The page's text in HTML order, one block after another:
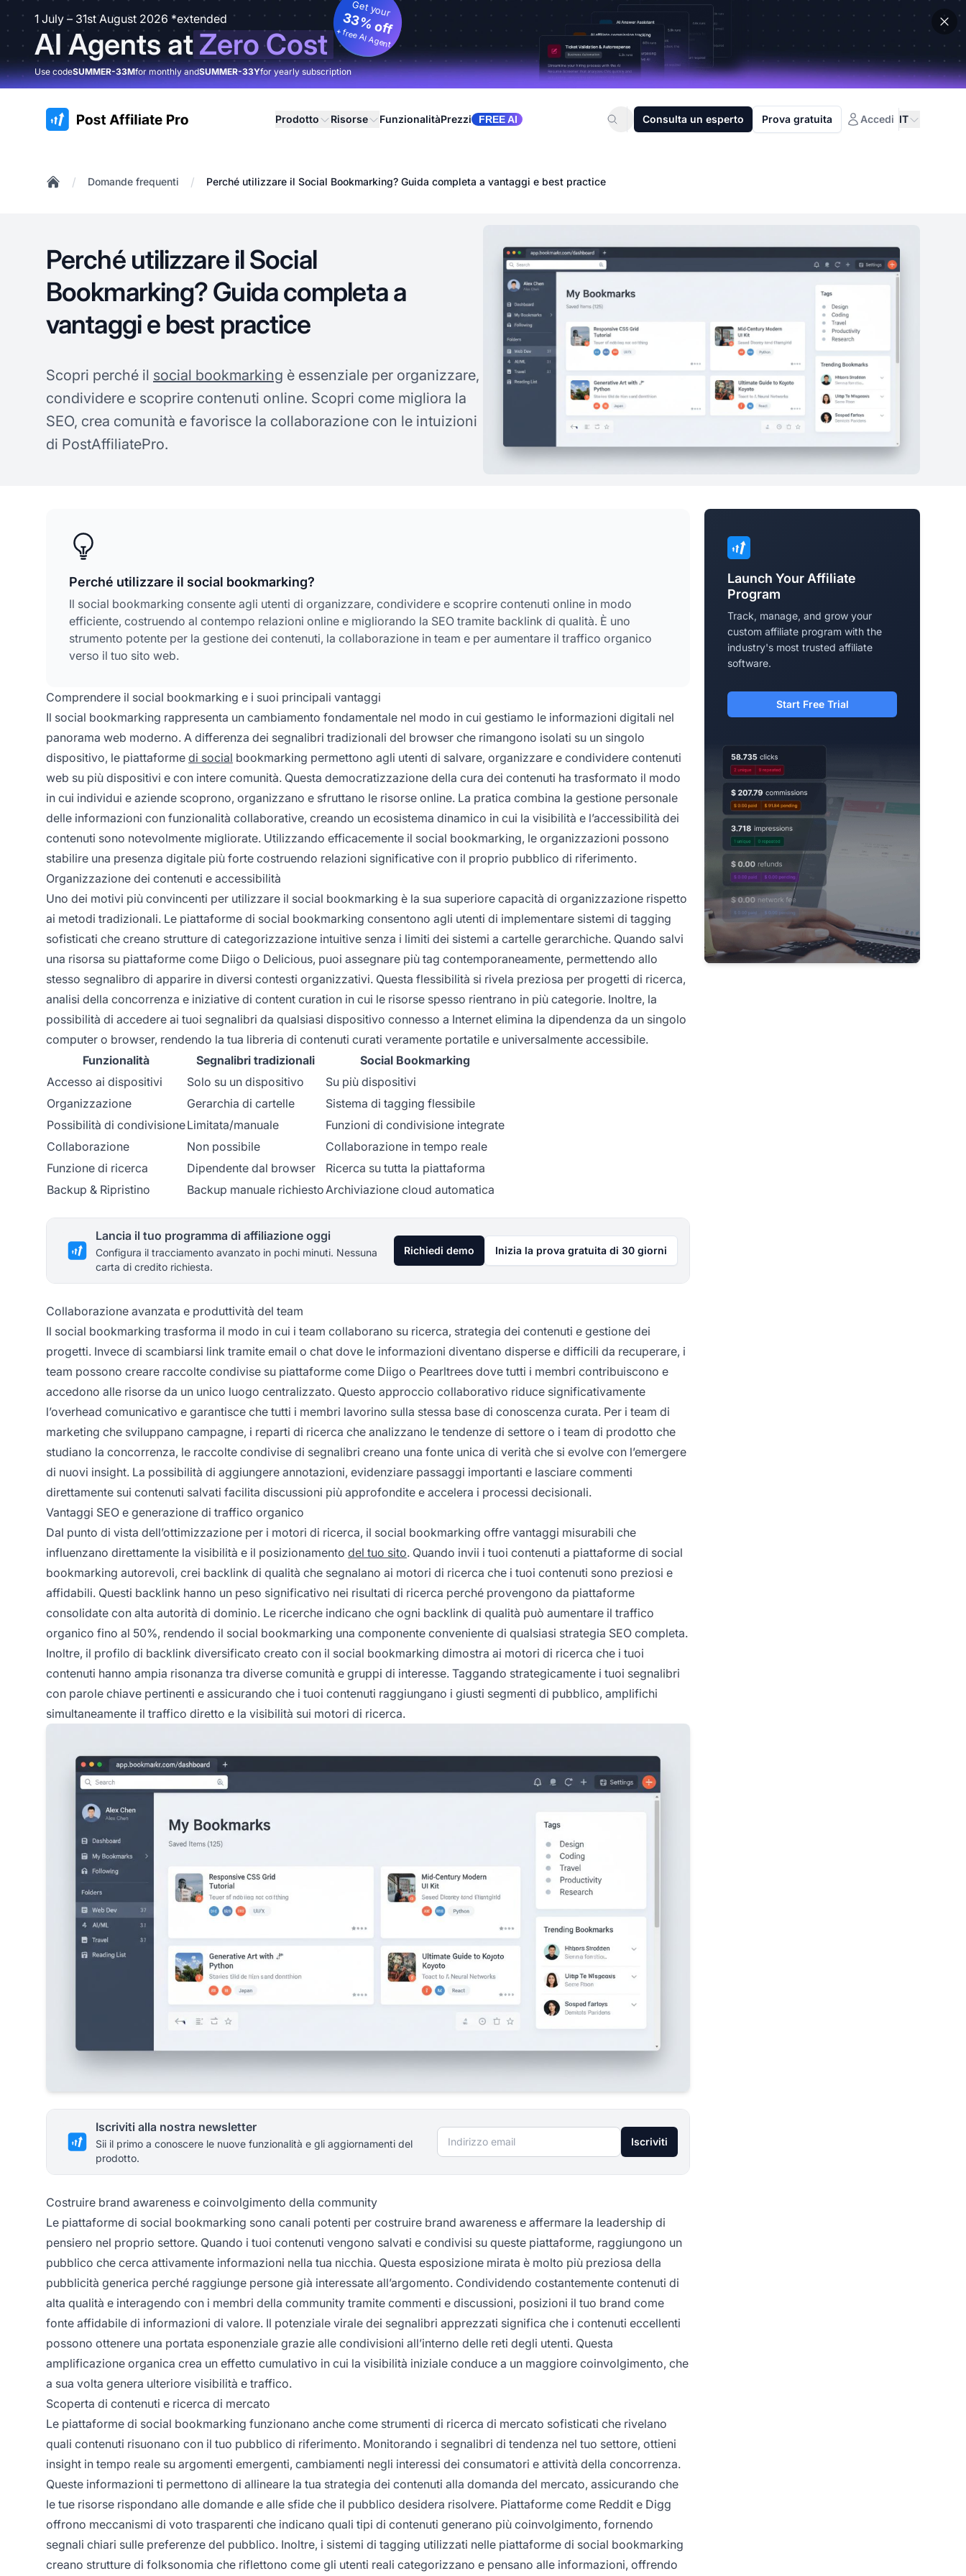
1 July – 31st August 2026 *extended
AI Agents atZero Cost
Get your
33% off
+ free AI Agent
Use codeSUMMER-33Mfor monthly andSUMMER-33Yfor yearly subscription
:site.title Prodotto Risorse FunzionalitàPrezzi FREE AI Consulta un esperto Prova gratuita Accedi IT
/ Domande frequenti / Perché utilizzare il Social Bookmarking? Guida completa a vantaggi e best practice
Perché utilizzare il Social
Bookmarking? Guida completa a
vantaggi e best practice
Scopri perché il social bookmarking è essenziale per organizzare,
condividere e scoprire contenuti online. Scopri come migliora la
SEO, crea comunità e favorisce la collaborazione con le intuizioni
di PostAffiliatePro.
Perché utilizzare il social bookmarking?
Il social bookmarking consente agli utenti di organizzare, condividere e scoprire contenuti online in modo
efficiente, costruendo al contempo relazioni online e migliorando la SEO tramite backlink di qualità. È uno
strumento potente per la gestione dei contenuti, la collaborazione in team e per aumentare il traffico organico
verso il tuo sito web.
Comprendere il social bookmarking e i suoi principali vantaggi
Il social bookmarking rappresenta un cambiamento fondamentale nel modo in cui gestiamo le informazioni digitali nel
panorama web moderno. A differenza dei segnalibri tradizionali del browser che rimangono isolati su un singolo
dispositivo, le piattaforme di social bookmarking permettono agli utenti di salvare, organizzare e condividere contenuti
web su più dispositivi e con intere comunità. Questa democratizzazione della cura dei contenuti ha trasformato il modo
in cui individui e aziende scoprono, organizzano e sfruttano le risorse online. La pratica combina la gestione personale
delle informazioni con funzionalità collaborative, creando un ecosistema dinamico in cui la visibilità e l’accessibilità dei
contenuti sono notevolmente migliorate. Utilizzando efficacemente il social bookmarking, le organizzazioni possono
stabilire una presenza digitale più forte costruendo relazioni significative con il proprio pubblico di riferimento.
Organizzazione dei contenuti e accessibilità
Uno dei motivi più convincenti per utilizzare il social bookmarking è la sua superiore capacità di organizzazione rispetto
ai metodi tradizionali. Le piattaforme di social bookmarking consentono agli utenti di implementare sistemi di tagging
sofisticati che creano strutture di categorizzazione intuitive senza i limiti dei sistemi a cartelle gerarchiche. Quando salvi
una risorsa su piattaforme come Diigo o Delicious, puoi assegnare più tag contemporaneamente, permettendo allo
stesso segnalibro di apparire in diversi contesti organizzativi. Questa flessibilità si rivela preziosa per progetti di ricerca,
analisi della concorrenza e iniziative di content curation in cui le risorse spesso rientrano in più categorie. Inoltre, la
possibilità di accedere ai tuoi segnalibri da qualsiasi dispositivo connesso a Internet elimina la dipendenza da un singolo
computer o browser, rendendo la tua libreria di contenuti curati veramente portatile e universalmente accessibile.
Funzionalità
Segnalibri tradizionali
Social Bookmarking
Accesso ai dispositivi
Solo su un dispositivo
Su più dispositivi
Organizzazione
Gerarchia di cartelle
Sistema di tagging flessibile
Possibilità di condivisioneLimitata/manuale
Funzioni di condivisione integrate
Collaborazione
Non possibile
Collaborazione in tempo reale
Funzione di ricerca
Dipendente dal browser
Ricerca su tutta la piattaforma
Backup & Ripristino
Backup manuale richiestoArchiviazione cloud automatica
Lancia il tuo programma di affiliazione oggi
Configura il tracciamento avanzato in pochi minuti. Nessuna
carta di credito richiesta.
Richiedi demo Inizia la prova gratuita di 30 giorni
Collaborazione avanzata e produttività del team
Il social bookmarking trasforma il modo in cui i team collaborano su ricerca, strategia dei contenuti e gestione dei
progetti. Invece di scambiarsi link tramite email o chat dove le informazioni diventano disperse e difficili da recuperare, i
team possono creare raccolte condivise su piattaforme come Diigo o Pearltrees dove tutti i membri contribuiscono e
accedono alle risorse da un unico luogo centralizzato. Questo approccio collaborativo riduce significativamente
l’overhead comunicativo e garantisce che tutti i membri lavorino sulla stessa base di conoscenza curata. Per i team di
marketing che sviluppano campagne, i reparti di ricerca che analizzano le tendenze di settore o i team di prodotto che
studiano la concorrenza, le raccolte condivise di segnalibri creano una fonte unica di verità che si evolve con l’emergere
di nuovi insight. La possibilità di aggiungere annotazioni, evidenziare passaggi importanti e lasciare commenti
direttamente sui contenuti salvati facilita discussioni più approfondite e accelera i processi decisionali.
Vantaggi SEO e generazione di traffico organico
Dal punto di vista dell’ottimizzazione per i motori di ricerca, il social bookmarking offre vantaggi misurabili che
influenzano direttamente la visibilità e il posizionamento del tuo sito. Quando invii i tuoi contenuti a piattaforme di social
bookmarking autorevoli, crei backlink di qualità che segnalano ai motori di ricerca che i tuoi contenuti sono preziosi e
affidabili. Questi backlink hanno un peso significativo nei risultati di ricerca perché provengono da piattaforme
consolidate con alta autorità di dominio. Le ricerche indicano che ogni backlink di qualità può aumentare il traffico
organico fino al 50%, rendendo il social bookmarking una componente conveniente di qualsiasi strategia SEO completa.
Inoltre, il profilo di backlink diversificato creato con il social bookmarking dimostra ai motori di ricerca che i tuoi
contenuti hanno ampia risonanza tra diverse comunità e gruppi di interesse. Taggando strategicamente i tuoi segnalibri
con parole chiave pertinenti e assicurando che i tuoi contenuti raggiungano i giusti segmenti di pubblico, amplifichi
simultaneamente il traffico diretto e la visibilità sui motori di ricerca.
Iscriviti alla nostra newsletter
Sii il primo a conoscere le nuove funzionalità e gli aggiornamenti del
prodotto.
Indirizzo email Iscriviti
Costruire brand awareness e coinvolgimento della community
Le piattaforme di social bookmarking sono canali potenti per costruire brand awareness e affermare la leadership di
pensiero nel proprio settore. Quando i tuoi contenuti vengono salvati e condivisi su queste piattaforme, raggiungono un
pubblico che cerca attivamente informazioni nella tua nicchia. Questa esposizione mirata è molto più preziosa della
pubblicità generica perché raggiunge persone già interessate all’argomento. Condividendo costantemente contenuti di
alta qualità e interagendo con i membri della community tramite commenti e discussioni, posizioni il tuo brand come
fonte affidabile di informazioni di valore. Il potenziale virale dei segnalibri apprezzati significa che i contenuti eccellenti
possono ottenere una portata esponenziale grazie alle condivisioni all’interno delle reti degli utenti. Questa
amplificazione organica crea un effetto cumulativo in cui la visibilità iniziale conduce a un maggiore coinvolgimento, che
a sua volta genera ulteriore visibilità e traffico.
Scoperta di contenuti e ricerca di mercato
Le piattaforme di social bookmarking funzionano anche come strumenti di ricerca di mercato sofisticati che rivelano
quali contenuti risuonano con il tuo pubblico di riferimento. Monitorando i segnalibri di tendenza nel tuo settore, ottieni
insight in tempo reale su argomenti emergenti, cambiamenti negli interessi dei consumatori e attività della concorrenza.
Queste informazioni ti permettono di allineare la tua strategia dei contenuti alla domanda del mercato, assicurando che
le tue risorse rispondano alle domande e alle sfide che il pubblico desidera risolvere. Piattaforme come Reddit e Digg
offrono meccanismi di voto trasparenti che indicano quali tipi di contenuti generano più coinvolgimento, fornendo
segnali chiari sulle preferenze del pubblico. Inoltre, i sistemi di tagging utilizzati nelle piattaforme di social bookmarking
creano strutture di folksonomia che riflettono come gli utenti reali categorizzano e pensano alle informazioni, offrendo
Launch Your Affiliate
Program
Track, manage, and grow your
custom affiliate program with the
industry's most trusted affiliate
software.
Start Free Trial